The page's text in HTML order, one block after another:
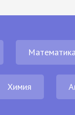
Химия